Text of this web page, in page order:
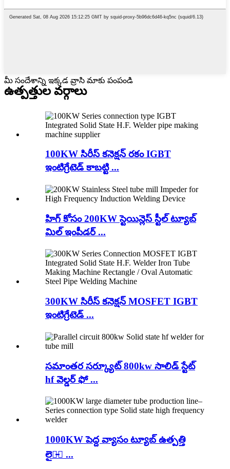
మీ సందేశాన్ని ఇక్కడ వ్రాసి మాకు పంపండి
ఉత్పత్తుల వర్గాలు
100KW సిరీస్ కనెక్షన్ రకం IGBT
ఇంటిగ్రేటెడ్ కాబట్టి ...
హిగ్ కోసం 200KW స్టెయిన్లెస్ స్టీల్ ట్యూబ్
మిల్ ఇంపీడర్ ...
300KW సిరీస్ కనెక్షన్ MOSFET IGBT
ఇంటిగ్రేటెడ్ ...
సమాంతర సర్క్యూట్ 800kw సాలిడ్ స్టేట్
hf వెల్డర్ ఫో ...
1000KW పెద్ద వ్యాసం ట్యూబ్ ఉత్పత్తి
లైన̵్ ...